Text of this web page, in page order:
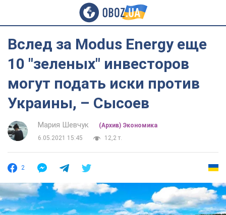
Вслед за Modus Energy еще
10 "зеленых" инвесторов
могут подать иски против
Украины, – Сысоев
Мария Шевчук
(Архив) Экономика
6.05.2021 15:45
12,2 т.
2